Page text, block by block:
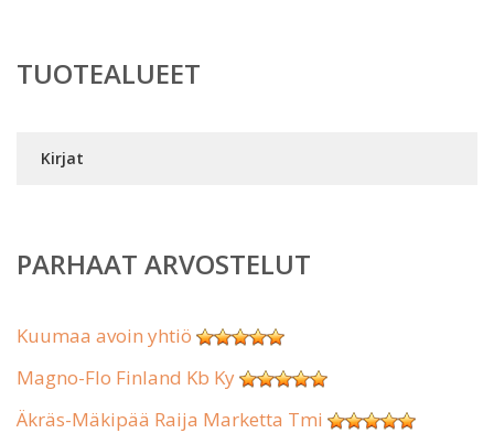
TUOTEALUEET
Kirjat
PARHAAT ARVOSTELUT
Kuumaa avoin yhtiö
Magno-Flo Finland Kb Ky
Äkräs-Mäkipää Raija Marketta Tmi